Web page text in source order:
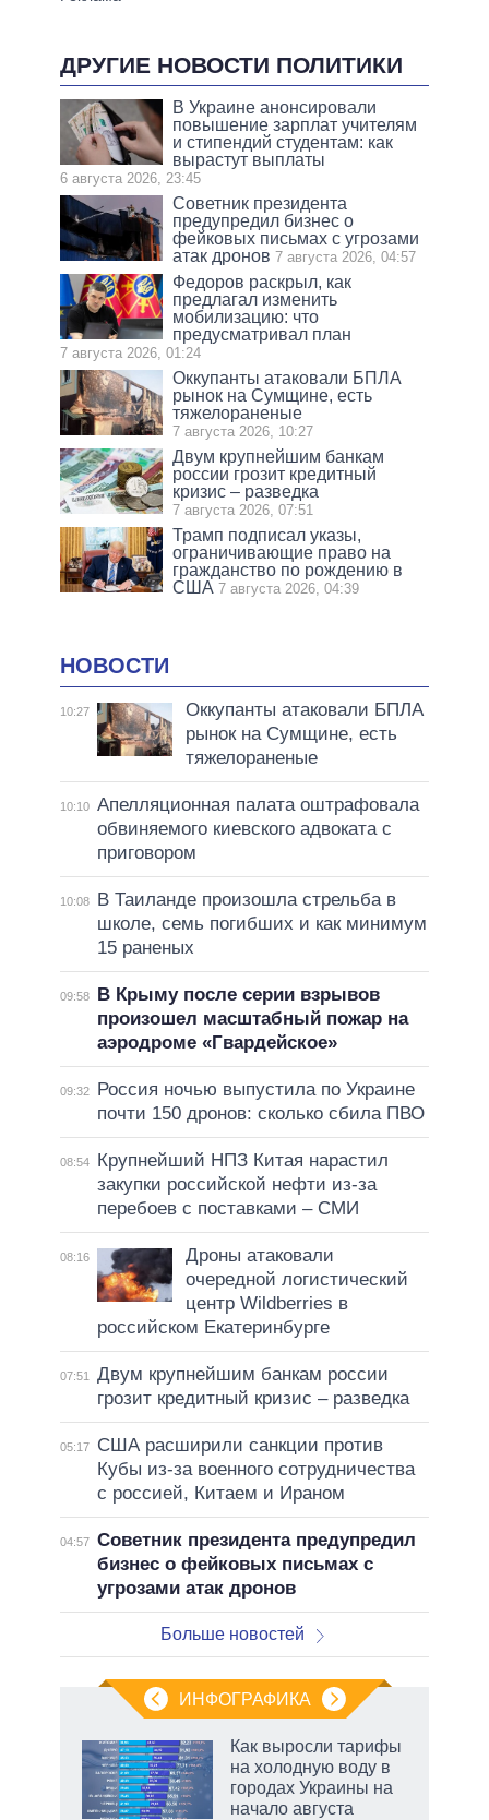
ДРУГИЕ НОВОСТИ ПОЛИТИКИ
В Украине анонсировали
повышение зарплат учителям
и стипендий студентам: как
вырастут выплаты
6 августа 2026, 23:45
Советник президента
предупредил бизнес о
фейковых письмах с угрозами
атак дронов 7 августа 2026, 04:57
Федоров раскрыл, как
предлагал изменить
мобилизацию: что
предусматривал план
7 августа 2026, 01:24
Оккупанты атаковали БПЛА
рынок на Сумщине, есть
тяжелораненые
7 августа 2026, 10:27
Двум крупнейшим банкам
россии грозит кредитный
кризис – разведка
7 августа 2026, 07:51
Трамп подписал указы,
ограничивающие право на
гражданство по рождению в
США 7 августа 2026, 04:39
НОВОСТИ
10:27
Оккупанты атаковали БПЛА
рынок на Сумщине, есть
тяжелораненые
10:10 Апелляционная палата оштрафовала
обвиняемого киевского адвоката с
приговором
10:08
В Таиланде произошла стрельба в
школе, семь погибших и как минимум
15 раненых
09:58
В Крыму после серии взрывов
произошел масштабный пожар на
аэродроме «Гвардейское»
09:32
Россия ночью выпустила по Украине
почти 150 дронов: сколько сбила ПВО
08:54
Крупнейший НПЗ Китая нарастил
закупки российской нефти из-за
перебоев с поставками – СМИ
08:16
Дроны атаковали
очередной логистический
центр Wildberries в
российском Екатеринбурге
07:51
Двум крупнейшим банкам россии
грозит кредитный кризис – разведка
05:17
США расширили санкции против
Кубы из-за военного сотрудничества
с россией, Китаем и Ираном
04:57 Советник президента предупредил
бизнес о фейковых письмах с
угрозами атак дронов
Больше новостей
ИНФОГРАФИКА
Как выросли тарифы
на холодную воду в
городах Украины на
начало августа